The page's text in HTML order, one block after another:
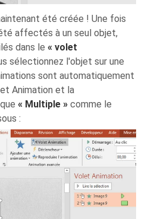
été créée ! Une fois
affectés à un seul objet,
dans le« volet
sélectionnez l'objet sur une
sont automatiquement
Animation et la
« Multiple »comme le
: